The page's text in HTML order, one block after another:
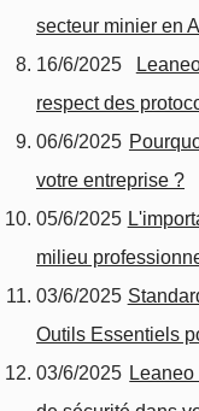
secteur minier en
16/6/2025
respect des
06/6/2025
votre entreprise ?
05/6/2025
milieu
03/6/2025
Outils Essentiels
03/6/2025